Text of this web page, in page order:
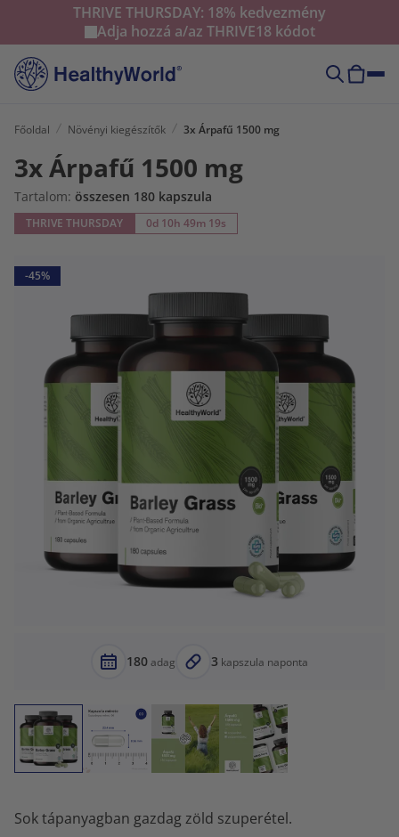
THRIVE THURSDAY: 18% kedvezmény
Adja hozzá a/az THRIVE18 kódot
Főoldal Növényi kiegészítők 3x Árpafű 1500 mg
3x Árpafű 1500 mg
Tartalom: összesen 180 kapszula
THRIVE THURSDAY 0d 10h 49m 18s
-45%
180adag 3 kapszula naponta
Sok tápanyagban gazdag zöld szuperétel.